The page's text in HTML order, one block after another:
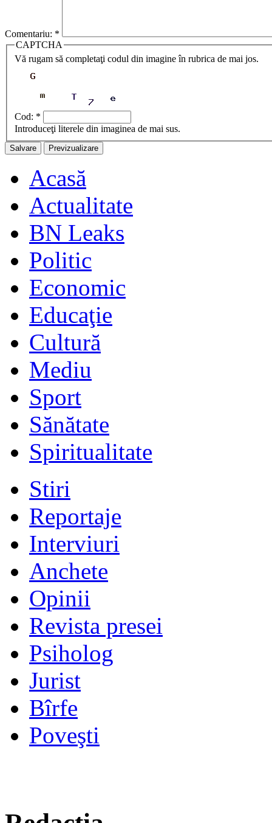
Comentariu: *
CAPTCHA
Vă rugam să completaţi codul din imagine în rubrica de mai jos.
Cod: *
Introduceţi literele din imaginea de mai sus.
Acasă
Actualitate
BN Leaks
Politic
Economic
Educaţie
Cultură
Mediu
Sport
Sănătate
Spiritualitate
Stiri
Reportaje
Interviuri
Anchete
Opinii
Revista presei
Psiholog
Jurist
Bîrfe
Poveşti